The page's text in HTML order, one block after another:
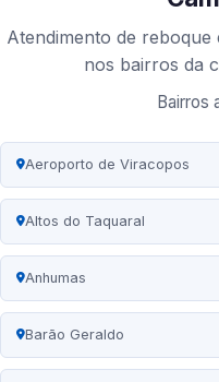
Atendimento de
nos bairros da
Bairros
Aeroporto de Viracopos
Altos do Taquaral
Anhumas
Barão Geraldo